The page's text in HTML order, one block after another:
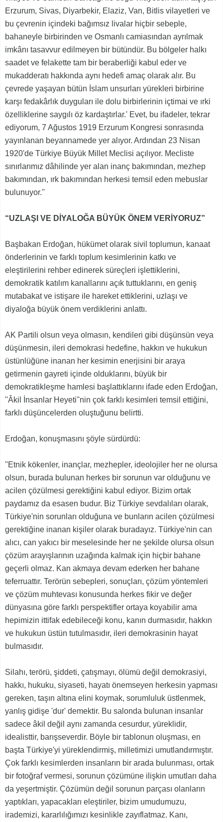
Erzurum, Sivas, Diyarbekir, Elaziz, Van, Bitlis vilayetleri ve
bu çevrenin içindeki bağımsız livalar hiçbir sebeple,
bahaneyle birbirinden ve Osmanlı camiasından ayrılmak
imkânı tasavvur edilmeyen bir bütündür. Bu bölgeler halkı
saadet ve felakette tam bir beraberliği kabul eder ve
mukadderatı hakkında aynı hedefi amaç olarak alır. Bu
çevrede yaşayan bütün İslam unsurları yürekleri birbirine
karşı fedakârlık duyguları ile dolu birbirlerinin içtimai ve ırki
özelliklerine saygılı öz kardaştırlar.' Evet, bu ifadeler, tekrar
ediyorum, 7 Ağustos 1919 Erzurum Kongresi sonrasında
yayınlanan beyannamede yer alıyor. Ardından 23 Nisan
1920'de Türkiye Büyük Millet Meclisi açılıyor. Mecliste
sınırlarımız dâhilinde yer alan inanç bakımından, mezhep
bakımından, ırk bakımından herkesi temsil eden mebuslar
bulunuyor.''
“UZLAŞI VE DİYALOĞA BÜYÜK ÖNEM VERİYORUZ”
Başbakan Erdoğan, hükümet olarak sivil toplumun, kanaat
önderlerinin ve farklı toplum kesimlerinin katkı ve
eleştirilerini rehber edinerek süreçleri işlettiklerini,
demokratik katılım kanallarını açık tuttuklarını, en geniş
mutabakat ve istişare ile hareket ettiklerini, uzlaşı ve
diyaloğa büyük önem verdiklerini anlattı.
AK Partili olsun veya olmasın, kendileri gibi düşünsün veya
düşünmesin, ileri demokrasi hedefine, hakkın ve hukukun
üstünlüğüne inanan her kesimin enerjisini bir araya
getirmenin gayreti içinde olduklarını, büyük bir
demokratikleşme hamlesi başlattıklarını ifade eden Erdoğan,
''Âkil İnsanlar Heyeti''nin çok farklı kesimleri temsil ettiğini,
farklı düşüncelerden oluştuğunu belirtti.
Erdoğan, konuşmasını şöyle sürdürdü:
''Etnik kökenler, inançlar, mezhepler, ideolojiler her ne olursa
olsun, burada bulunan herkes bir sorunun var olduğunu ve
acilen çözülmesi gerektiğini kabul ediyor. Bizim ortak
paydamız da esasen budur. Biz Türkiye sevdalıları olarak,
Türkiye'nin sorunları olduğuna ve bunların acilen çözülmesi
gerektiğine inanan kişiler olarak buradayız. Türkiye'nin can
alıcı, can yakıcı bir meselesinde her ne şekilde olursa olsun
çözüm arayışlarının uzağında kalmak için hiçbir bahane
geçerli olmaz. Kan akmaya devam ederken her bahane
teferruattır. Terörün sebepleri, sonuçları, çözüm yöntemleri
ve çözüm muhtevası konusunda herkes fikir ve değer
dünyasına göre farklı perspektifler ortaya koyabilir ama
hepimizin ittifak edebileceği konu, kanın durmasıdır, hakkın
ve hukukun üstün tutulmasıdır, ileri demokrasinin hayat
bulmasıdır.
Silahı, terörü, şiddeti, çatışmayı, ölümü değil demokrasiyi,
hakkı, hukuku, siyaseti, hayatı önemseyen herkesin yapması
gereken, taşın altına elini koymak, sorumluluk üstlenmek,
yanlış gidişe 'dur' demektir. Bu salonda bulunan insanlar
sadece âkil değil aynı zamanda cesurdur, yüreklidir,
idealisttir, barışseverdir. Böyle bir tablonun oluşması, en
başta Türkiye'yi yüreklendirmiş, milletimizi umutlandırmıştır.
Çok farklı kesimlerden insanların bir arada bulunması, ortak
bir fotoğraf vermesi, sorunun çözümüne ilişkin umutları daha
da yeşertmiştir. Çözümün değil sorunun parçası olanların
yaptıkları, yapacakları eleştiriler, bizim umudumuzu,
irademizi, kararlılığımızı kesinlikle zayıflatmaz. Kanı,